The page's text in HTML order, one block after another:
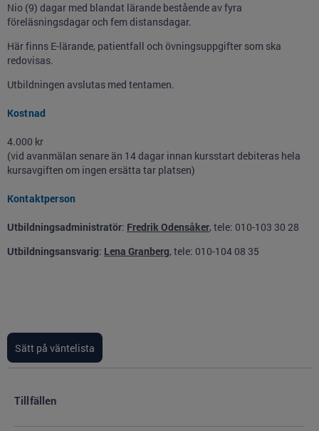
Nio (9) dagar med blandat lärande bestående av fyra
föreläsningsdagar och fem distansdagar.
Här finns E-lärande, patientfall och övningsuppgifter som ska
redovisas.
Utbildningen avslutas med tentamen.
Kostnad
4.000 kr
(vid avanmälan senare än 14 dagar innan kursstart debiteras hela
kursavgiften om ingen ersätta tar platsen)
Kontaktperson
Utbildningsadministratör: Fredrik Odensåker, tele: 010-103 30 28
Utbildningsansvarig: Lena Granberg, tele: 010-104 08 35
Tillfällen